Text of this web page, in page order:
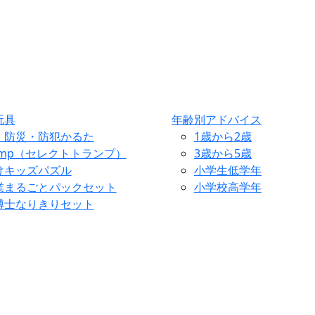
具
災・防犯かるた
（セレクトトランプ）
キッズパズル
るごとパックセット
なりきりセット
年齢別アドバイス
1歳から2歳
3歳から5歳
小学生低学年
小学校高学年